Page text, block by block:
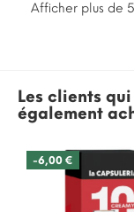
Afficher plus de
Les clients
également
-6,00 €